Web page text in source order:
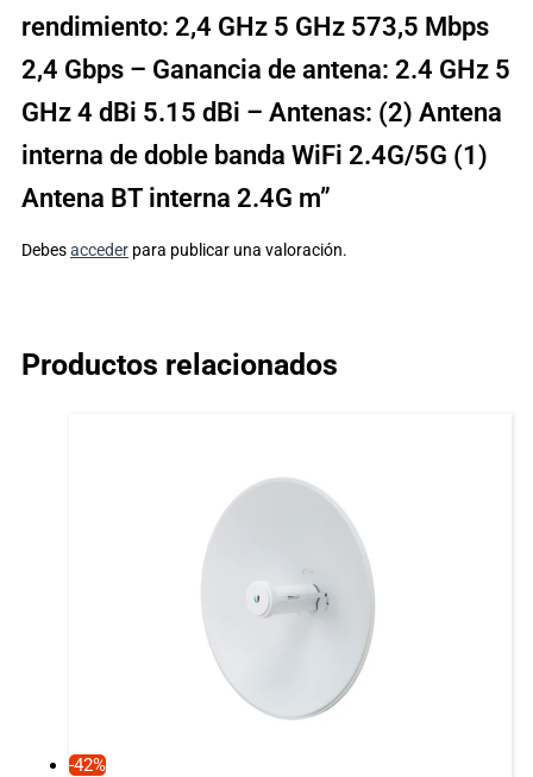
rendimiento: 2,4 GHz 5 GHz 573,5 Mbps
2,4 Gbps – Ganancia de antena: 2.4 GHz 5
GHz 4 dBi 5.15 dBi – Antenas: (2) Antena
interna de doble banda WiFi 2.4G/5G (1)
Antena BT interna 2.4G m”
Debesacceder para publicar una valoración.
Productos relacionados
-42%